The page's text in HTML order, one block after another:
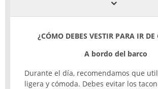
¿CÓMO DEBES VESTIR PARA IR DE
A bordo del barco
Durante el día, recomendamos que
ligera y cómoda. Debes evitar los